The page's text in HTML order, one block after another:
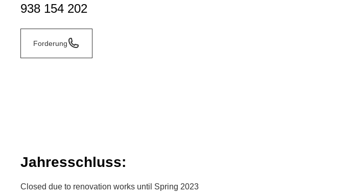
938 154 202
Forderung
Jahresschluss:
Closed due to renovation works until Spring 2023